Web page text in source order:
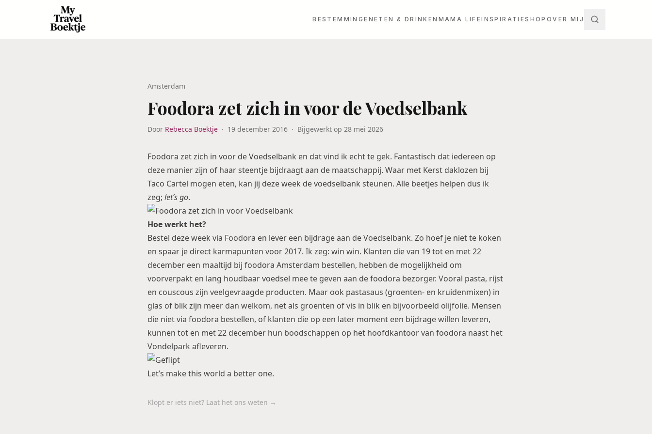
BESTEMMINGEN ETEN & DRINKEN MAMA LIFEINSPIRATIESHOP OVER MIJ
Amsterdam
Foodora zet zich in voor de Voedselbank
Door Rebecca Boektje · 19 december 2016 · Bijgewerkt op 28 mei 2026
Foodora zet zich in voor de Voedselbank en dat vind ik echt te gek. Fantastisch dat iedereen op
deze manier zijn of haar steentje bijdraagt aan de maatschappij. Waar met Kerst daklozen bij
Taco Cartel mogen eten, kan jij deze week de voedselbank steunen. Alle beetjes helpen dus ik
zeg; let’s go.
Hoe werkt het?
Bestel deze week via Foodora en lever een bijdrage aan de Voedselbank. Zo hoef je niet te koken
en spaar je direct karmapunten voor 2017. Ik zeg: win win. Klanten die van 19 tot en met 22
december een maaltijd bij foodora Amsterdam bestellen, hebben de mogelijkheid om
voorverpakt en lang houdbaar voedsel mee te geven aan de foodora bezorger. Vooral pasta, rijst
en couscous zijn veelgevraagde producten. Maar ook pastasaus (groenten- en kruidenmixen) in
glas of blik zijn meer dan welkom, net als groenten of vis in blik en bijvoorbeeld olijfolie. Mensen
die niet via foodora bestellen, of klanten die op een later moment een bijdrage willen leveren,
kunnen tot en met 22 december hun boodschappen op het hoofdkantoor van foodora naast het
Vondelpark afleveren.
Let’s make this world a better one.
Klopt er iets niet? Laat het ons weten →